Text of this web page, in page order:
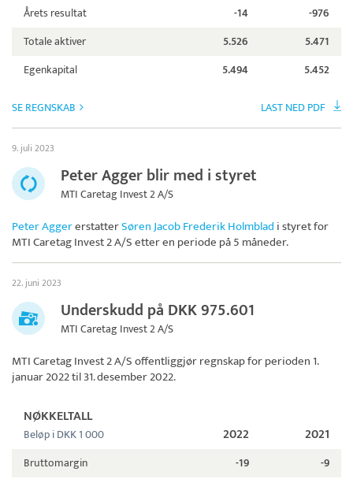
Årets resultat
-14
-976
Totale aktiver
5.526
5.471
Egenkapital
5.494 5.452
SE REGNSKAB LAST NED PDF
9. juli 2023
Peter Agger blir med i styret
MTI Caretag Invest 2 A/S
Peter AggererstatterSøren Jacob Frederik Holmblad i styret for
MTI Caretag Invest 2 A/Setter en periode på 5 måneder.
22. juni 2023
Underskudd på DKK 975.601
MTI Caretag Invest 2 A/S
MTI Caretag Invest 2 A/Soffentliggjør regnskap for perioden 1.
januar 2022 til 31. desember 2022.
NØKKELTALL
Beløp i DKK 1 000 2022 2021
Bruttomargin -19
-9